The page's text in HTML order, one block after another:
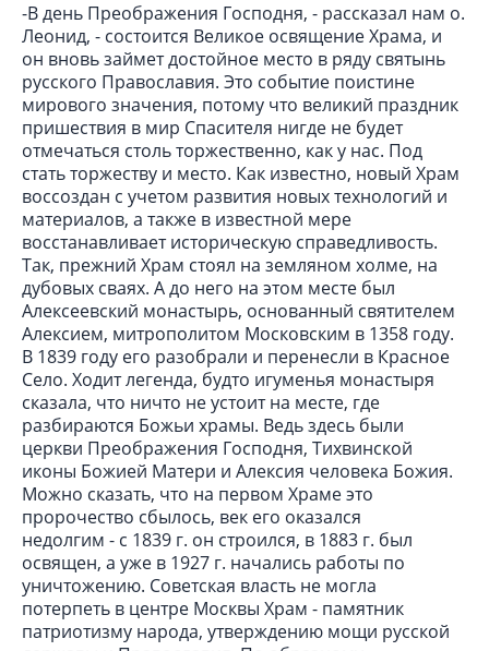
-В день Преображения Господня, - рассказал нам о.
Леонид, - состоится Великое освящение Храма, и
он вновь займет достойное место в ряду святынь
русского Православия. Это событие поистине
мирового значения, потому что великий праздник
пришествия в мир Спасителя нигде не будет
отмечаться столь торжественно, как у нас. Под
стать торжеству и место. Как известно, новый Храм
воссоздан с учетом развития новых технологий и
материалов, а также в известной мере
восстанавливает историческую справедливость.
Так, прежний Храм стоял на земляном холме, на
дубовых сваях. А до него на этом месте был
Алексеевский монастырь, основанный святителем
Алексием, митрополитом Московским в 1358 году.
В 1839 году его разобрали и перенесли в Красное
Село. Ходит легенда, будто игуменья монастыря
сказала, что ничто не устоит на месте, где
разбираются Божьи храмы. Ведь здесь были
церкви Преображения Господня, Тихвинской
иконы Божией Матери и Алексия человека Божия.
Можно сказать, что на первом Храме это
пророчество сбылось, век его оказался
недолгим - с 1839 г. он строился, в 1883 г. был
освящен, а уже в 1927 г. начались работы по
уничтожению. Советская власть не могла
потерпеть в центре Москвы Храм - памятник
патриотизму народа, утверждению мощи русской